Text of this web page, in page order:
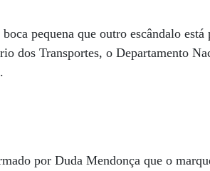
pequena que outro escândalo
dos Transportes, o Departamento
por Duda Mendonça que o